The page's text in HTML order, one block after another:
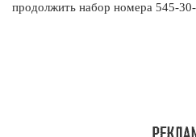
продолжить набор номера 545-